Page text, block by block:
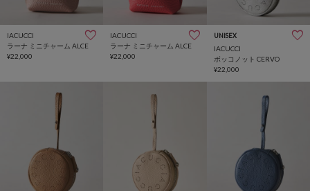
IACUCCI
ラーナ ミニチャーム ALCE
¥22,000
IACUCCI
ラーナ ミニチャーム ALCE
¥22,000
UNISEX
IACUCCI
ボッコノット CERVO
¥22,000